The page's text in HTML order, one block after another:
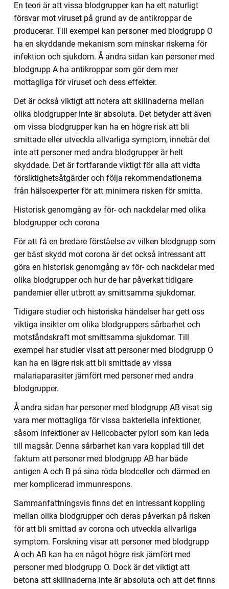
En teori är att vissa blodgrupper kan ha ett naturligt
försvar mot viruset på grund av de antikroppar de
producerar. Till exempel kan personer med blodgrupp O
ha en skyddande mekanism som minskar riskerna för
infektion och sjukdom. Å andra sidan kan personer med
blodgrupp A ha antikroppar som gör dem mer
mottagliga för viruset och dess effekter.
Det är också viktigt att notera att skillnaderna mellan
olika blodgrupper inte är absoluta. Det betyder att även
om vissa blodgrupper kan ha en högre risk att bli
smittade eller utveckla allvarliga symptom, innebär det
inte att personer med andra blodgrupper är helt
skyddade. Det är fortfarande viktigt för alla att vidta
försiktighetsåtgärder och följa rekommendationerna
från hälsoexperter för att minimera risken för smitta.
Historisk genomgång av för- och nackdelar med olika
blodgrupper och corona
För att få en bredare förståelse av vilken blodgrupp som
ger bäst skydd mot corona är det också intressant att
göra en historisk genomgång av för- och nackdelar med
olika blodgrupper och hur de har påverkat tidigare
pandemier eller utbrott av smittsamma sjukdomar.
Tidigare studier och historiska händelser har gett oss
viktiga insikter om olika blodgruppers sårbarhet och
motståndskraft mot smittsamma sjukdomar. Till
exempel har studier visat att personer med blodgrupp O
kan ha en lägre risk att bli smittade av vissa
malariaparasiter jämfört med personer med andra
blodgrupper.
Å andra sidan har personer med blodgrupp AB visat sig
vara mer mottagliga för vissa bakteriella infektioner,
såsom infektioner av Helicobacter pylori som kan leda
till magsår. Denna sårbarhet kan vara kopplad till det
faktum att personer med blodgrupp AB har både
antigen A och B på sina röda blodceller och därmed en
mer komplicerad immunrespons.
Sammanfattningsvis finns det en intressant koppling
mellan olika blodgrupper och deras påverkan på risken
för att bli smittad av corona och utveckla allvarliga
symptom. Forskning visar att personer med blodgrupp
A och AB kan ha en något högre risk jämfört med
personer med blodgrupp O. Dock är det viktigt att
betona att skillnaderna inte är absoluta och att det finns